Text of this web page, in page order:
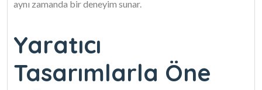
aynı zamanda bir deneyim sunar.
Yaratıcı
Tasarımlarla Öne